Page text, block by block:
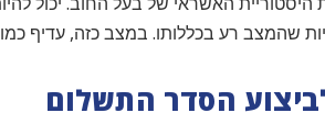
שהמצב רע בכללותו. במצב כזה, עדיף